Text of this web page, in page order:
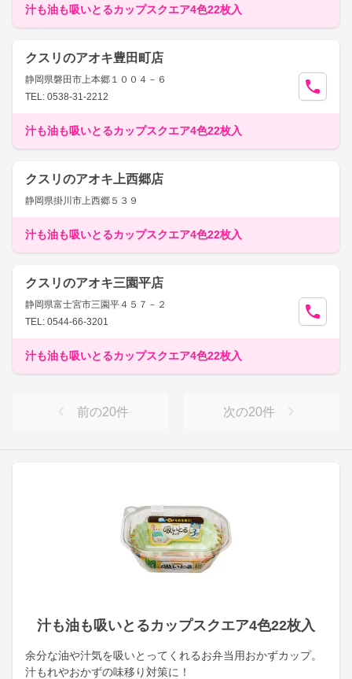
汁も油も吸いとるカップスクエア4色22枚入
余分な油や汁気を吸いとってくれるお弁当用おかずカップ。
汁もれやおかずの味移り対策に！
汁も油も吸いとるカップスクエア4色22枚入
クスリのアオキ豊田町店
静岡県磐田市上本郷１００４－６
TEL: 0538-31-2212
汁も油も吸いとるカップスクエア4色22枚入
クスリのアオキ上西郷店
静岡県掛川市上西郷５３９
汁も油も吸いとるカップスクエア4色22枚入
クスリのアオキ三園平店
静岡県富士宮市三園平４５７－２
TEL: 0544-66-3201
汁も油も吸いとるカップスクエア4色22枚入
前の20件 次の20件